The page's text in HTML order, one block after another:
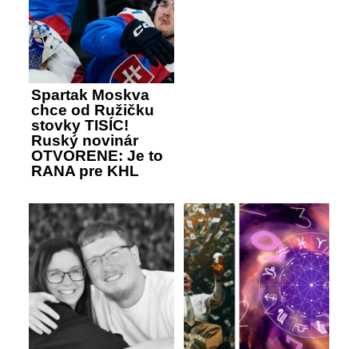
Spartak Moskva
chce od Ružičku
stovky TISÍC!
Ruský novinár
OTVORENE: Je to
RANA pre KHL